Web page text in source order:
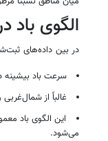
الگوی باد
در بین داده‌های
سرعت باد بیشینه در
غالباً از
این الگوی باد
می‌شود.